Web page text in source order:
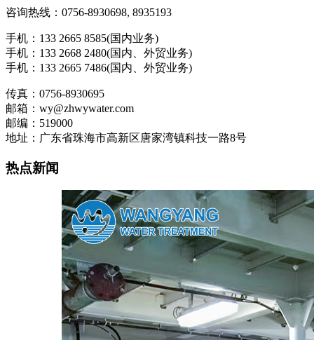
咨询热线：0756-8930698, 8935193
手机：133 2665 8585(国内业务)
手机：133 2668 2480(国内、外贸业务)
手机：133 2665 7486(国内、外贸业务)
传真：0756-8930695
邮箱：wy@zhwywater.com
邮编：519000
地址：广东省珠海市高新区唐家湾镇科技一路8号
热点新闻